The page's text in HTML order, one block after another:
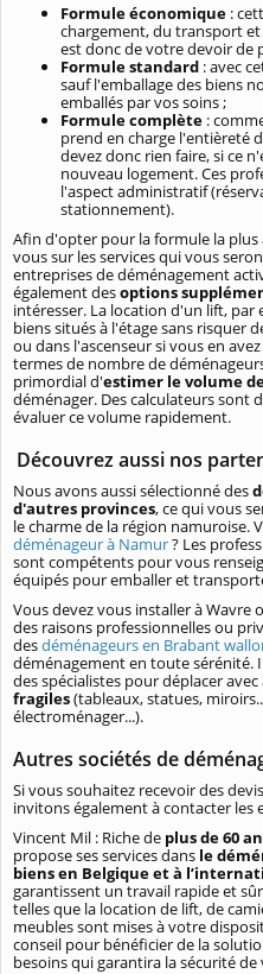
Formule économique :
chargement, du transport
est donc de votre devoir de
Formule standard : avec
sauf l'emballage des biens
emballés par vos soins ;
Formule complète :
prend en charge l'entièreté
devez donc rien faire, si ce
nouveau logement. Ces
l'aspect administratif
stationnement).
Afin d'opter pour la formule la plus
vous sur les services qui vous
entreprises de déménagement
également desoptions
intéresser. La location d'un lift,
biens situés à l'étage sans risquer
ou dans l'ascenseur si vous en
termes de nombre de
primordial d'estimer le volume
déménager. Des calculateurs sont
évaluer ce volume rapidement.
Découvrez aussi nos
Nous avons aussi sélectionné des
d'autres provinces, ce qui vous
le charme de la région namuroise.
déménageur à Namur? Les
sont compétents pour vous
équipés pour emballer et
Vous devez vous installer à Wavre
des raisons professionnelles ou
desdéménageurs en Brabant
déménagement en toute sérénité.
des spécialistes pour déplacer
fragiles(tableaux, statues,
électroménager...).
Autres sociétés de
Si vous souhaitez recevoir des
invitons également à contacter les
Vincent Mil : Riche de plus de 60
propose ses services dans le
biens en Belgique et à
garantissent un travail rapide et
telles que la location de lift, de
meubles sont mises à votre
conseil pour bénéficier de la
besoins qui garantira la sécurité de